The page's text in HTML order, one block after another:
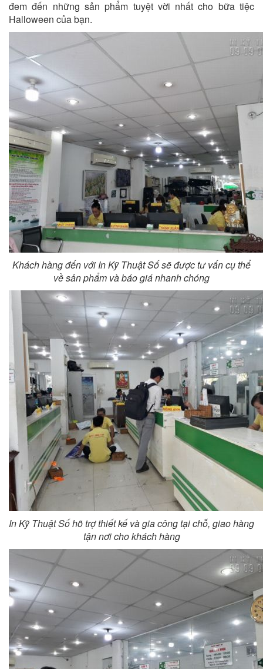
đem đến những sản phẩm tuyệt vời nhất cho bữa tiệc
Halloween của bạn.
Khách hàng đến với In Kỹ Thuật Số sẽ được tư vấn cụ thể
về sản phẩm và báo giá nhanh chóng
In Kỹ Thuật Số hõ trợ thiết kế và gia công tại chỗ, giao hàng
tận nơi cho khách hàng